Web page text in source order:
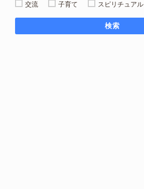
交流
子育て スピリチュアル
検索